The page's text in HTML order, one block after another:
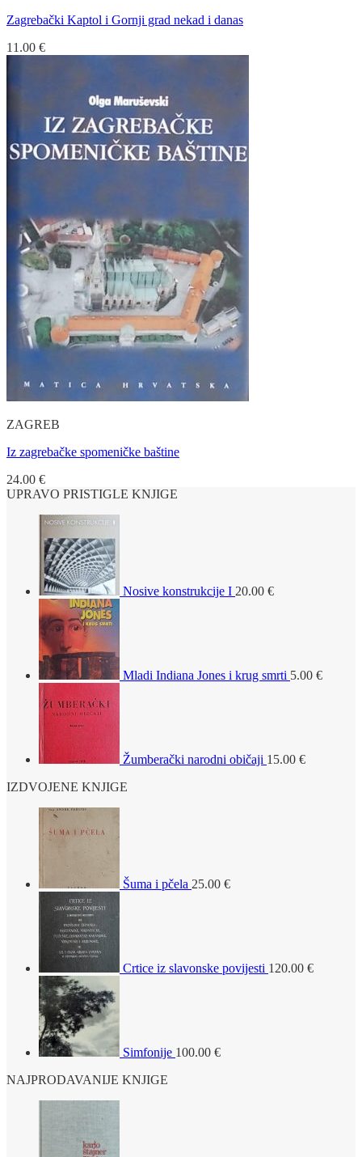
Zagrebački Kaptol i Gornji grad nekad i danas
11.00 €
ZAGREB
Iz zagrebačke spomeničke baštine
24.00 €
UPRAVO PRISTIGLE KNJIGE
Nosive konstrukcije I 20.00 €
Mladi Indiana Jones i krug smrti 5.00 €
Žumberački narodni običaji 15.00 €
IZDVOJENE KNJIGE
Šuma i pčela 25.00 €
Crtice iz slavonske povijesti 120.00 €
Simfonije 100.00 €
NAJPRODAVANIJE KNJIGE